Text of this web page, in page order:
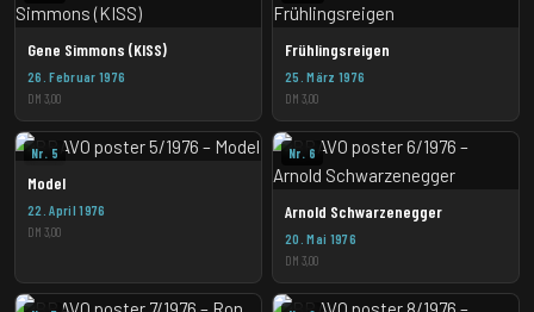
Gene Simmons (KISS)
26. Februar 1976
DM 3,00
Frühlingsreigen
25. März 1976
DM 3,00
Nr. 5
Model
22. April 1976
DM 3,00
Nr. 6
Arnold Schwarzenegger
20. Mai 1976
DM 3,00